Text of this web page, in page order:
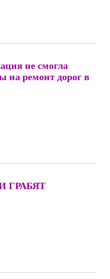
не смогла
на ремонт дорог в
ГРАБЯТ